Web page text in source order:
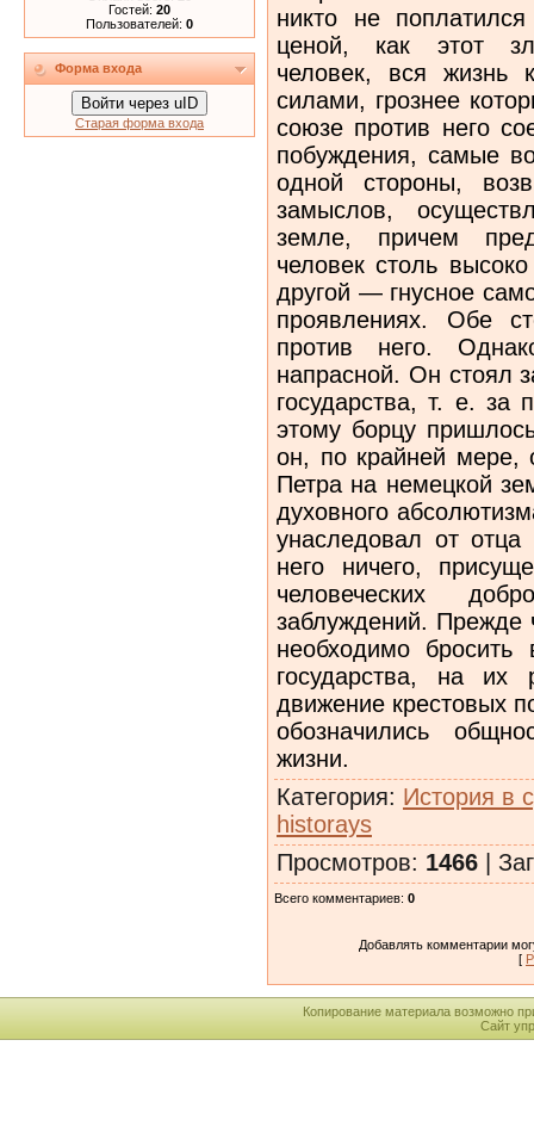
Гостей: 20
Пользователей: 0
Форма входа
Войти через uID
Старая форма входа
никто не
ценой, как этот
человек, вся жизнь
силами, грознее
союзе против него
побуждения, самые
одной стороны,
замыслов,
земле, причем
человек столь
другой — гнусное
проявлениях. Обе
против него.
напрасной. Он стоял
государства, т. е.
этому борцу
он, по крайней мере,
Петра на немецкой
духовного
унаследовал от
него ничего,
человеческих
заблуждений. Прежде
необходимо бросить
государства, на их
движение крестовых
обозначились
жизни.
Категория: История в
historays
Просмотров: 1466 |
Всего комментариев: 0
Добавлять комментарии
[
Копирование материала возможно
Сайт